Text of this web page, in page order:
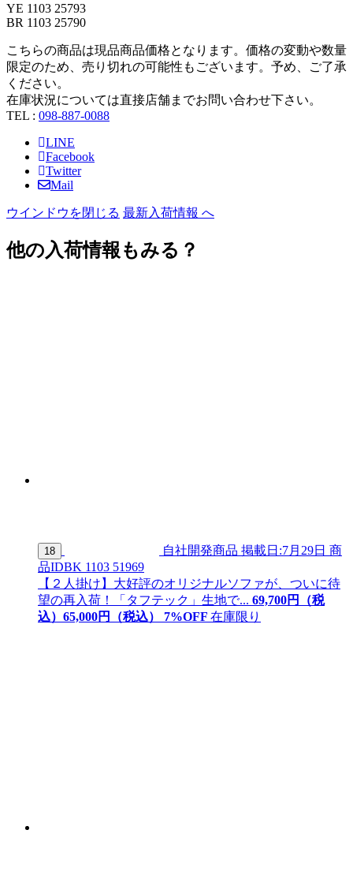
YE 1103 25793
BR 1103 25790
こちらの商品は現品商品価格となります。価格の変動や数量
限定のため、売り切れの可能性もございます。予め、ご了承
ください。
在庫状況については直接店舗までお問い合わせ下さい。
TEL : 098-887-0088
LINE
Facebook
Twitter
Mail
ウインドウを閉じる 最新入荷情報 へ
他の入荷情報もみる？
18 自社開発商品 掲載日:7月29日 商
品IDBK 1103 51969
【２人掛け】大好評のオリジナルソファが、ついに待
望の再入荷！「タフテック」生地で... 69,700円（税
込） 65,000円（税込） 7%OFF 在庫限り